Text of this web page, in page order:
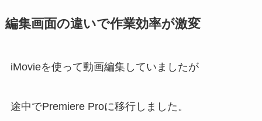
編集画面の違いで作業効率が激変
iMovieを使って動画編集していましたが
途中でPremiere Proに移行しました。